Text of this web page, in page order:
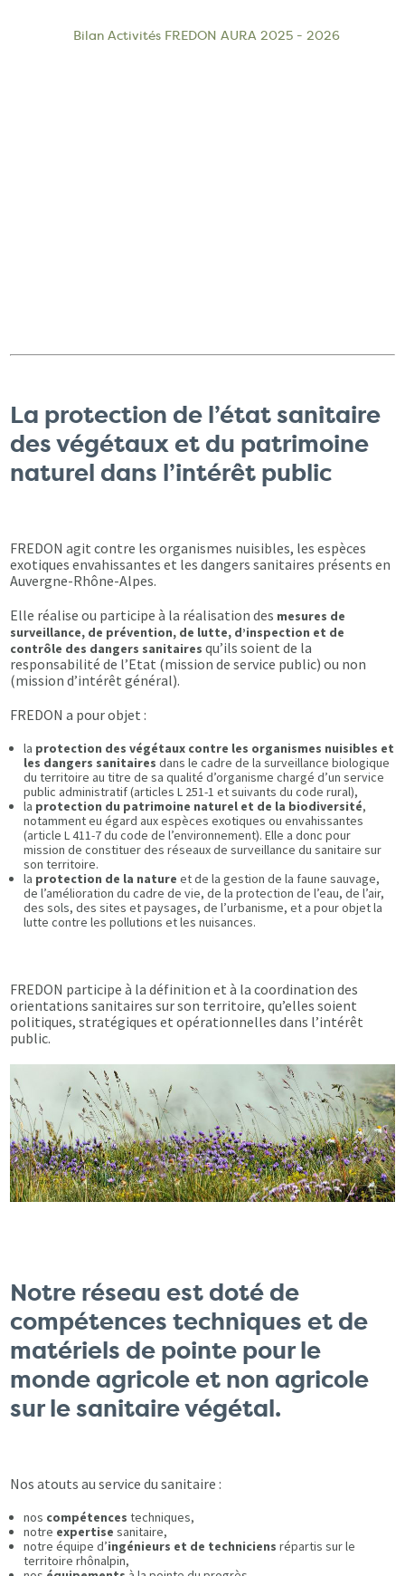
Bilan Activités FREDON AURA 2025 - 2026
La protection de l’état sanitaire
des végétaux et du patrimoine
naturel dans l’intérêt public
FREDON agit contre les organismes nuisibles, les espèces
exotiques envahissantes et les dangers sanitaires présents en
Auvergne-Rhône-Alpes.
Elle réalise ou participe à la réalisation des mesures de
surveillance, de prévention, de lutte, d’inspection et de
contrôle des dangers sanitaires qu’ils soient de la
responsabilité de l’Etat (mission de service public) ou non
(mission d’intérêt général).
FREDON a pour objet :
la protection des végétaux contre les organismes nuisibles et
les dangers sanitaires dans le cadre de la surveillance biologique
du territoire au titre de sa qualité d’organisme chargé d’un service
public administratif (articles L 251-1 et suivants du code rural),
la protection du patrimoine naturel et de la biodiversité,
notamment eu égard aux espèces exotiques ou envahissantes
(article L 411-7 du code de l’environnement). Elle a donc pour
mission de constituer des réseaux de surveillance du sanitaire sur
son territoire.
la protection de la nature et de la gestion de la faune sauvage,
de l’amélioration du cadre de vie, de la protection de l’eau, de l’air,
des sols, des sites et paysages, de l’urbanisme, et a pour objet la
lutte contre les pollutions et les nuisances.
FREDON participe à la définition et à la coordination des
orientations sanitaires sur son territoire, qu’elles soient
politiques, stratégiques et opérationnelles dans l’intérêt
public.
Notre réseau est doté de
compétences techniques et de
matériels de pointe pour le
monde agricole et non agricole
sur le sanitaire végétal.
Nos atouts au service du sanitaire :
nos compétences techniques,
notre expertise sanitaire,
notre équipe d’ingénieurs et de techniciens répartis sur le
territoire rhônalpin,